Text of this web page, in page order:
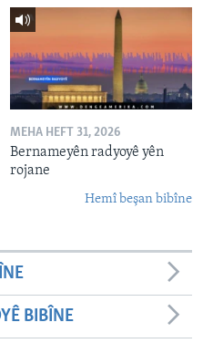
MEHA HEFT 31, 2026
Bernameyên radyoyê yên
rojane
Hemî beşan bibîne
BIBÎNE